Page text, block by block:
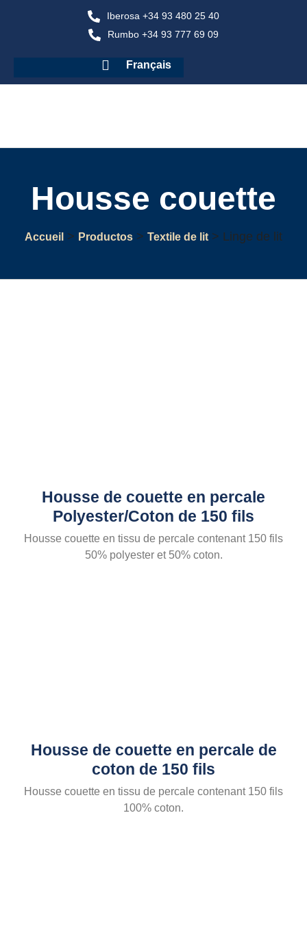
Iberosa +34 93 480 25 40
Rumbo +34 93 777 69 09
Français
Housse couette
Accueil > Productos > Textile de lit> Linge de lit
Housse de couette en percale
Polyester/Coton de 150 fils
Housse couette en tissu de percale contenant 150 fils
50% polyester et 50% coton.
Housse de couette en percale de
coton de 150 fils
Housse couette en tissu de percale contenant 150 fils
100% coton.